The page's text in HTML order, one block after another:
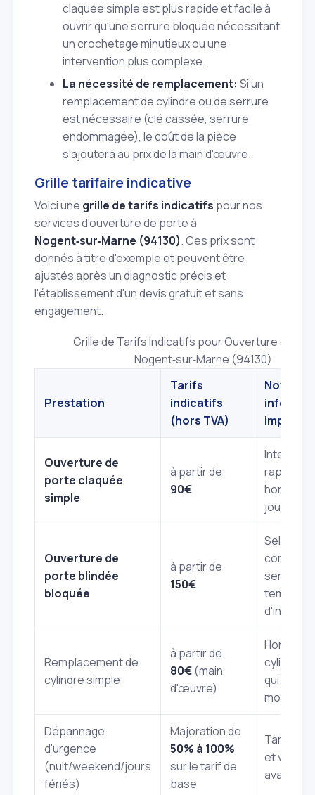
claquée simple est plus rapide et facile à
ouvrir qu'une serrure bloquée nécessitant
un crochetage minutieux ou une
intervention plus complexe.
La nécessité de remplacement: Si un
remplacement de cylindre ou de serrure
est nécessaire (clé cassée, serrure
endommagée), le coût de la pièce
s'ajoutera au prix de la main d'œuvre.
Grille tarifaire indicative
Voici une grille de tarifs indicatifs pour nos
services d'ouverture de porte à
Nogent‑sur‑Marne (94130). Ces prix sont
donnés à titre d'exemple et peuvent être
ajustés après un diagnostic précis et
l'établissement d'un devis gratuit et sans
engagement.
Grille de Tarifs Indicatifs pour Ouverture de
Nogent‑sur‑Marne (94130)
Prestation
Tarifs
indicatifs
(hors TVA)
Notes et
Ouverture de
porte claquée
simple
à partir de
90€
rapide,
hors
jours
Ouverture de
porte blindée
bloquée
à partir de
150€
Selon la
serrure
temps
Remplacement de
cylindre simple
à partir de
80€(main
d'œuvre)
Hors
cylindre
qui
modèle.
Dépannage
d'urgence
(nuit/weekend/jours
fériés)
Majoration de
50% à 100%
sur le tarif de
base
Tarif
et validé
avant